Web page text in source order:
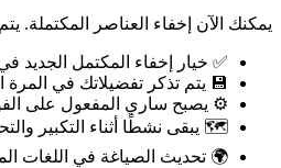
يمكنك الآن إخفاء العناصر
✅ خيار إخفاء المكتمل الجديد
💾 يتم تذكر تفضيلاتك في المرة
⚙️ يصبح ساري المفعول على
🗺️ يبقى نشطًا أثناء التكبير
🌍 تحديث الصياغة في اللغات